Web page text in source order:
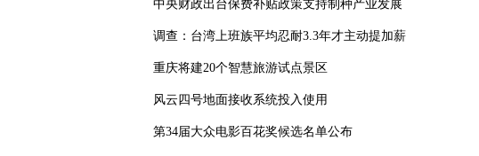
中央财政出台保费补贴政策支持制种产业发展
调查：台湾上班族平均忍耐3.3年才主动提加薪
重庆将建20个智慧旅游试点景区
风云四号地面接收系统投入使用
第34届大众电影百花奖候选名单公布